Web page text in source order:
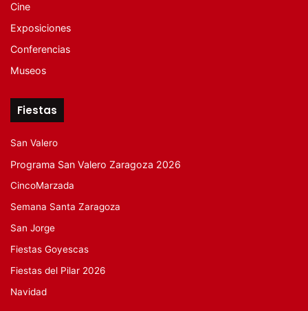
Cine
Exposiciones
Conferencias
Museos
Fiestas
San Valero
Programa San Valero Zaragoza 2026
CincoMarzada
Semana Santa Zaragoza
San Jorge
Fiestas Goyescas
Fiestas del Pilar 2026
Navidad